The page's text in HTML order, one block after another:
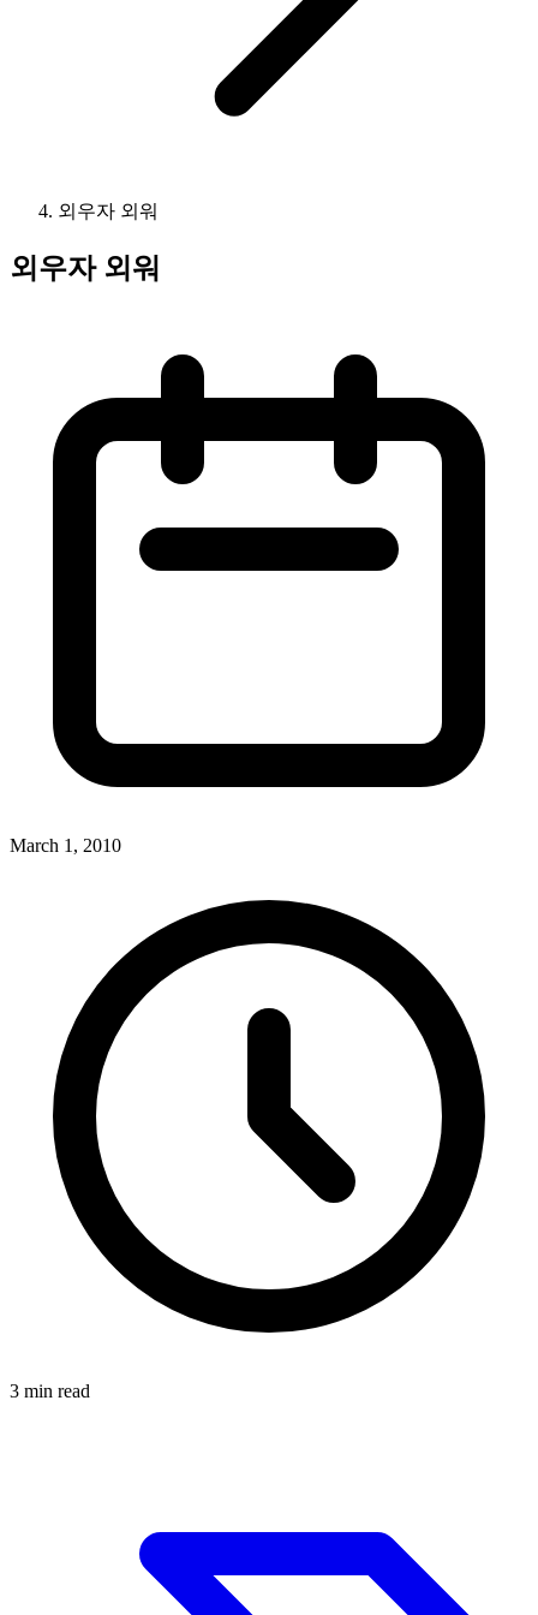
외우자 외워
외우자 외워
March 1, 2010
3 min read